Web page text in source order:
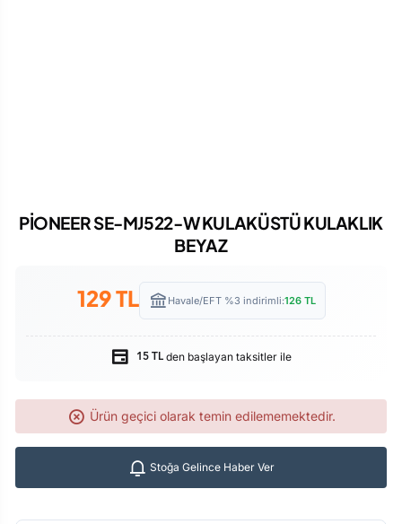
PİONEER SE-MJ522-W KULAKÜSTÜ KULAKLIK
BEYAZ
129TL Havale/EFT %3 indirimli:126TL
15 TL den başlayan taksitler ile
Ürün geçici olarak temin edilememektedir.
Stoğa Gelince Haber Ver